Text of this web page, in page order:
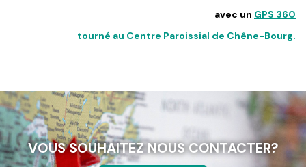
avec un GPS 360
tourné au Centre Paroissial de Chêne-Bourg.
VOUS SOUHAITEZ NOUS CONTACTER?